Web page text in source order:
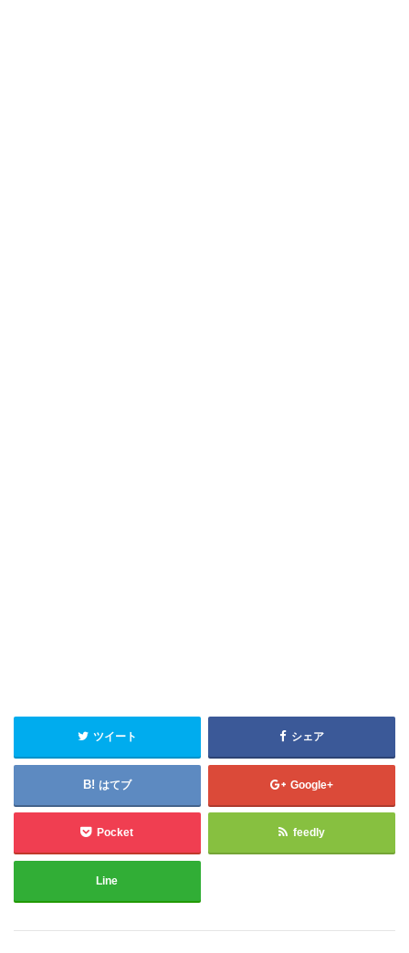
ツイート シェア
はてブ Google+
Pocket feedly
Line